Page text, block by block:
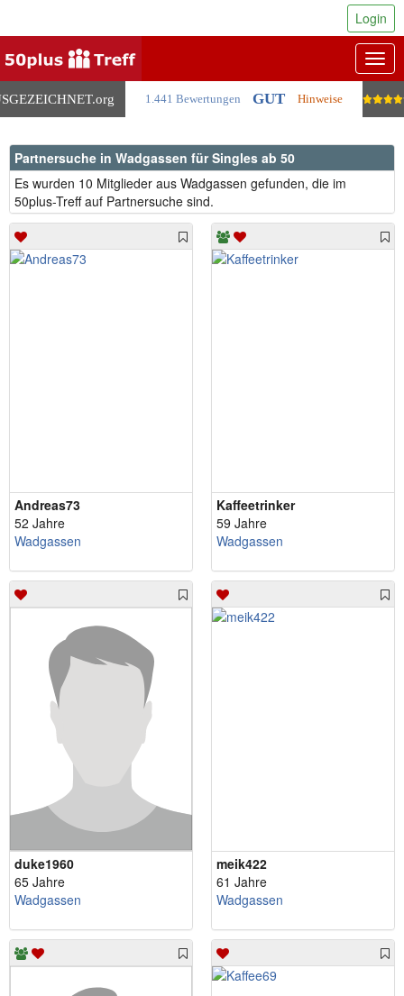
.org 1.441 Bewertungen GUT Hinweise
Login
Partnersuche in Wadgassen für Singles ab 50
Es wurden 10 Mitglieder aus Wadgassen gefunden, die im
50plus-Treff auf Partnersuche sind.
Andreas73
52 Jahre
Wadgassen
Kaffeetrinker
59 Jahre
Wadgassen
duke1960
65 Jahre
Wadgassen
meik422
61 Jahre
Wadgassen